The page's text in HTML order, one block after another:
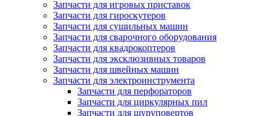
Запчасти для игровых приставок
Запчасти для гироскутеров
Запчасти для сушильных машин
Запчасти для сварочного оборудования
Запчасти для квадрокоптеров
Запчасти для эксклюзивных товаров
Запчасти для швейных машин
Запчасти для электроинструмента
Запчасти для перфораторов
Запчасти для циркулярных пил
Запчасти для шуруповертов